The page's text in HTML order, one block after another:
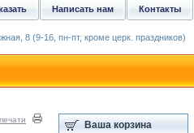
Ваша корзина
Контакты
Написать нам
8 (9-16, пн-пт, кроме церк. праздников)